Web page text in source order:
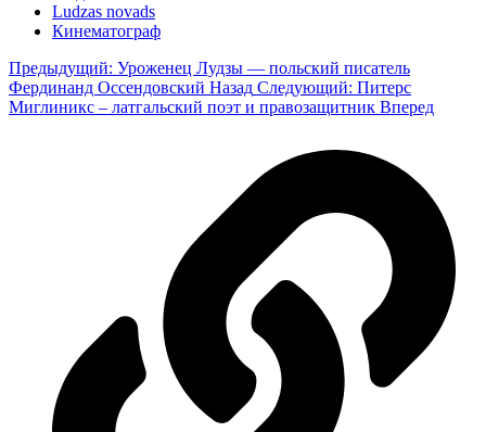
Ludzas novads
Кинематограф
Предыдущий: Уроженец Лудзы — польский писатель
Фердинанд Оссендовский Назад Следующий: Питерс
Миглиникс – латгальский поэт и правозащитник Вперед